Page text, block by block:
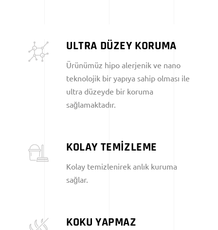
ULTRA DÜZEY KORUMA
Ürünümüz hipo alerjenik ve nano
teknolojik bir yapıya sahip olması ile
ultra düzeyde bir koruma
sağlamaktadır.
KOLAY TEMİZLEME
Kolay temizlenirek anlık kuruma
sağlar.
KOKU YAPMAZ